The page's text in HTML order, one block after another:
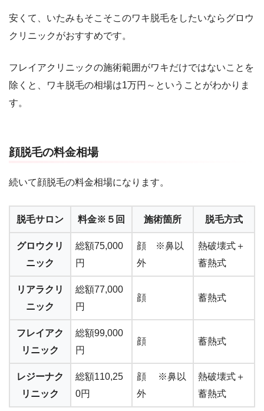
安くて、いたみもそこそこのワキ脱毛をしたいならグロウ
クリニックがおすすめです。
フレイアクリニックの施術範囲がワキだけではないことを
除くと、ワキ脱毛の相場は1万円～ということがわかりま
す。
顔脱毛の料金相場
続いて顔脱毛の料金相場になります。
脱毛サロン 料金※５回 施術箇所 脱毛方式
グロウクリ
ニック
総額75,000
円
顔 ※鼻以
外
熱破壊式＋
蓄熱式
リアラクリ
ニック
総額77,000
円
顔 蓄熱式
フレイアク
リニック
総額99,000
円
顔 蓄熱式
レジーナク
リニック
総額110,25
0円
顔 ※鼻以
外
熱破壊式＋
蓄熱式